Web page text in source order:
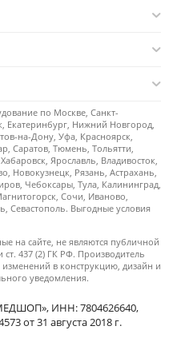
по Москве, Санкт-
Екатеринбург, Нижний Новгород,
на-Дону, Уфа, Красноярск,
Саратов, Тюмень, Тольятти,
Ярославль, Владивосток,
Новокузнецк, Рязань, Астрахань,
Чебоксары, Тула, Калининград,
Сочи, Иваново,
Севастополь. Выгодные условия
на сайте, не являются публичной
437 (2) ГК РФ. Производитель
изменений в конструкцию, дизайн и
уведомления.
ИНН: 7804626640,
от 31 августа 2018 г.